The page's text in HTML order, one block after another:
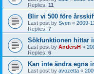
Replies: 11
Blir vi 500 före
Last post by Sven « 2009-
Replies: 7
Sökfunktionen hittar
Last post by AndersH «
Replies: 6
Kan inte ändra egna
Last post by avozetta «